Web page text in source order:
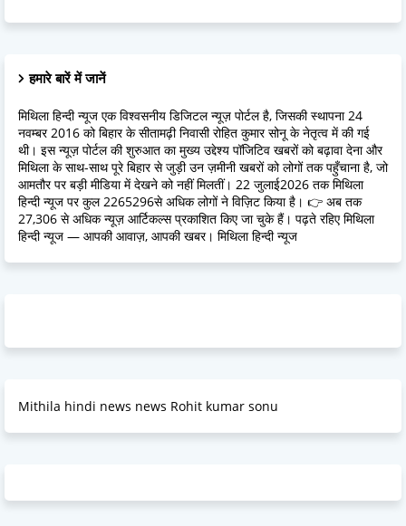
हमारे बारें में जानें
मिथिला हिन्दी न्यूज एक विश्वसनीय डिजिटल न्यूज़ पोर्टल है, जिसकी स्थापना 24
नवम्बर 2016 को बिहार के सीतामढ़ी निवासी रोहित कुमार सोनू के नेतृत्व में की गई
थी। इस न्यूज़ पोर्टल की शुरुआत का मुख्य उद्देश्य पॉजिटिव खबरों को बढ़ावा देना और
मिथिला के साथ-साथ पूरे बिहार से जुड़ी उन ज़मीनी खबरों को लोगों तक पहुँचाना है, जो
आमतौर पर बड़ी मीडिया में देखने को नहीं मिलतीं। 22 जुलाई2026 तक मिथिला
हिन्दी न्यूज पर कुल 2265296से अधिक लोगों ने विज़िट किया है। 👉 अब तक
27,306 से अधिक न्यूज़ आर्टिकल्स प्रकाशित किए जा चुके हैं। पढ़ते रहिए मिथिला
हिन्दी न्यूज — आपकी आवाज़, आपकी खबर। मिथिला हिन्दी न्यूज
Mithila hindi news news Rohit kumar sonu